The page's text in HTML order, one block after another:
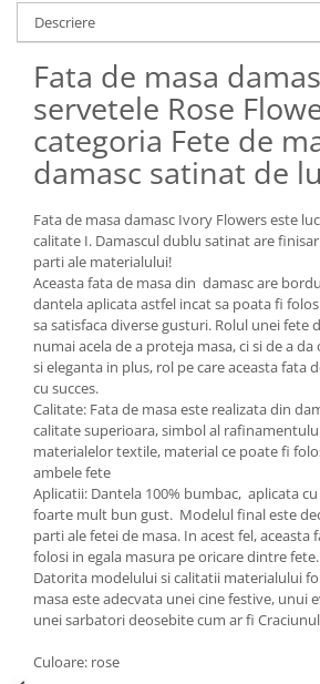
Descriere
Fata de masa
servetele Rose
categoria Fete de
damasc satinat de
Fata de masa damasc Ivory Flowers este
calitate I. Damascul dublu satinat are
parti ale materialului!
Aceasta fata de masa din damasc are
dantela aplicata astfel incat sa poata fi
sa satisfaca diverse gusturi. Rolul unei fete
numai acela de a proteja masa, ci si de a
si eleganta in plus, rol pe care aceasta fata
cu succes.
Calitate: Fata de masa este realizata din
calitate superioara, simbol al
materialelor textile, material ce poate fi
ambele fete
Aplicatii: Dantela 100% bumbac, aplicata
foarte mult bun gust. Modelul final este
parti ale fetei de masa. In acest fel, aceasta
folosi in egala masura pe oricare dintre fete.
Datorita modelului si calitatii materialului
masa este adecvata unei cine festive, unui
unei sarbatori deosebite cum ar fi
Culoare: rose